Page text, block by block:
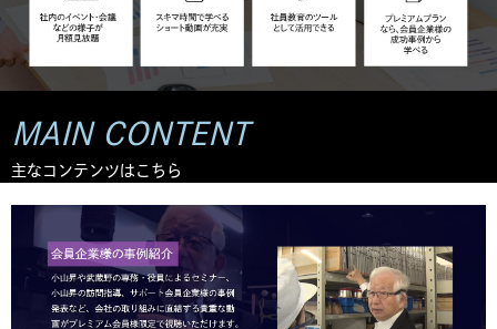
MAIN CONTENT
主なコンテンツはこちら